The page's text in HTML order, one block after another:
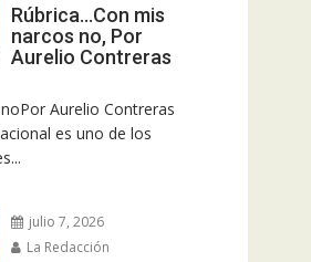
Rúbrica…Con mis
narcos no, Por
Aurelio Contreras
Aurelio Contreras
es uno de los
julio 7, 2026
La Redacción